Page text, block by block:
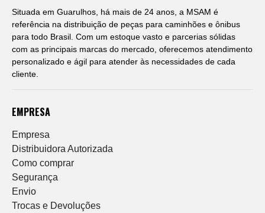
Situada em Guarulhos, há mais de 24 anos, a MSAM é
referência na distribuição de peças para caminhões e ônibus
para todo Brasil. Com um estoque vasto e parcerias sólidas
com as principais marcas do mercado, oferecemos atendimento
personalizado e ágil para atender às necessidades de cada
cliente.
EMPRESA
Empresa
Distribuidora Autorizada
Como comprar
Segurança
Envio
Trocas e Devoluções